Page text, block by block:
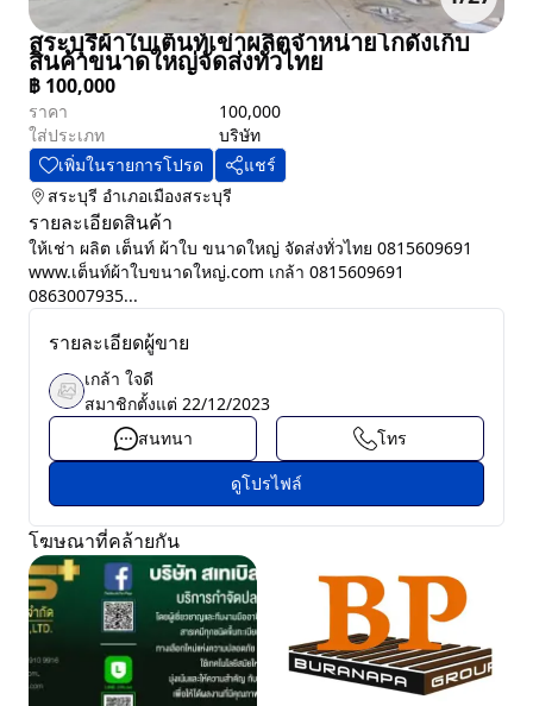
สระบุรีผ้าใบเต็นท์เข่าผลิตจำหน่ายโกดังเก็บ
สินค้าขนาดใหญ่จัดส่งทั่วไทย
฿ 100,000
ราคา
100,000
ใส่ประเภท
บริษัท
เพิ่มในรายการโปรด
แชร์
สระบุรี อำเภอเมืองสระบุรี
รายละเอียดสินค้า
ให้เช่า ผลิต เต็นท์ ผ้าใบ ขนาดใหญ่ จัดส่งทั่วไทย 0815609691
www.เต็นท์ผ้าใบขนาดใหญ่.com เกล้า 0815609691
0863007935...
รายละเอียดผู้ขาย
เกล้า ใจดี
สมาชิกตั้งแต่ 22/12/2023
สนทนา
โทร
ดูโปรไฟล์
โฆษณาที่คล้ายกัน